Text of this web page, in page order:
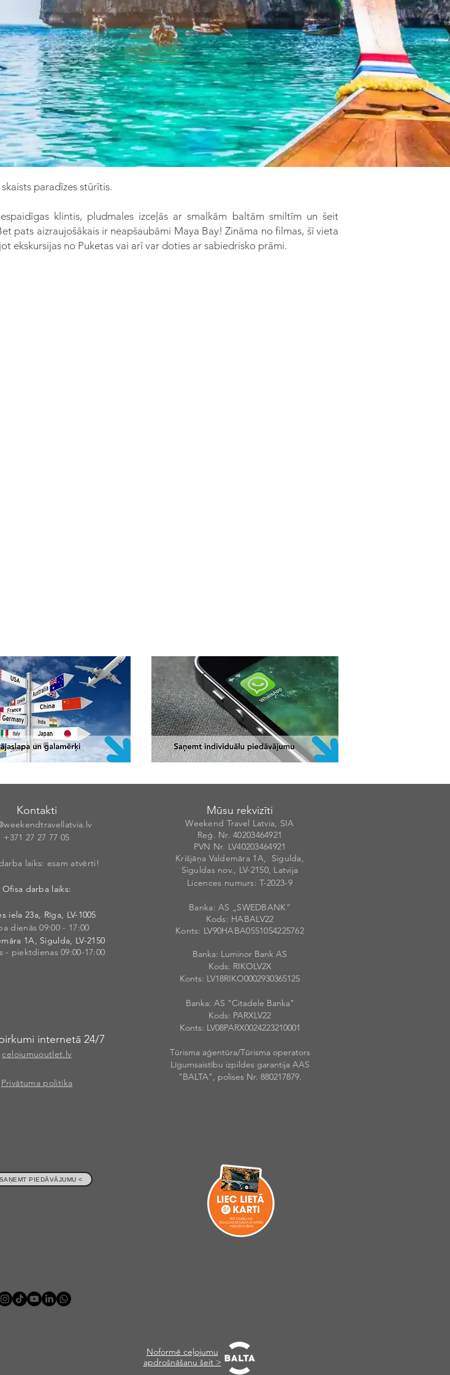
paradīzes stūrītis.
klintis, pludmales izceļās ar smalkām baltām smiltīm un šeit
pats aizraujošākais ir neapšaubāmi Maya Bay! Zināma no filmas, šī vieta
ekskursijas no Puketas vai arī var doties ar sabiedrisko prāmi.
Kontakti
ravellatvia.lv
+371 27 27 77 05
laiks: esam atvērti!
Ofisa darba laiks:
iela 23a, Rīga, LV-1005
dienās 09:00 - 17:00
1A, Sigulda, LV-2150
- piektdienas 09:00-17:00
internetā 24/7
celojumuoutlet.lv
Privātuma politika
Mūsu rekvizīti
Weekend Travel Latvia, SIA
Reģ. Nr. 40203464921
PVN Nr. LV40203464921
Krišjāņa Valdemāra 1A, Sigulda,
Siguldas nov., LV-2150, Latvija
Licences numurs: T-2023-9
Banka: AS „SWEDBANK”
Kods: HABALV22
Konts: LV90HABA0551054225762
Banka: Luminor Bank AS
Kods: RIKOLV2X
Konts: LV18RIKO0002930365125
Banka: AS "Citadele Banka"
Kods: PARXLV22
Konts: LV08PARX0024223210001
Tūrisma aģentūra/Tūrisma operators
Līgumsaistību izpildes garantija AAS
"BALTA", polises Nr. 880217879.
PIEDĀVĀJUMU <
Noformē ceļojumu
apdrošnāšanu šeit >